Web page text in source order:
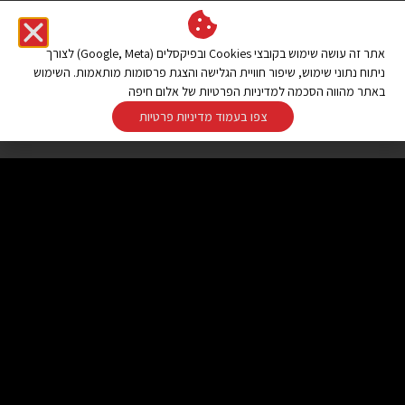
אתר זה עושה שימוש בקובצי Cookies ובפיקסלים (Google, Meta) לצורך
ניתוח נתוני שימוש, שיפור חוויית הגלישה והצגת פרסומות מותאמות. השימוש
באתר מהווה הסכמה למדיניות הפרטיות של אלום חיפה
צפו בעמוד מדיניות פרטיות